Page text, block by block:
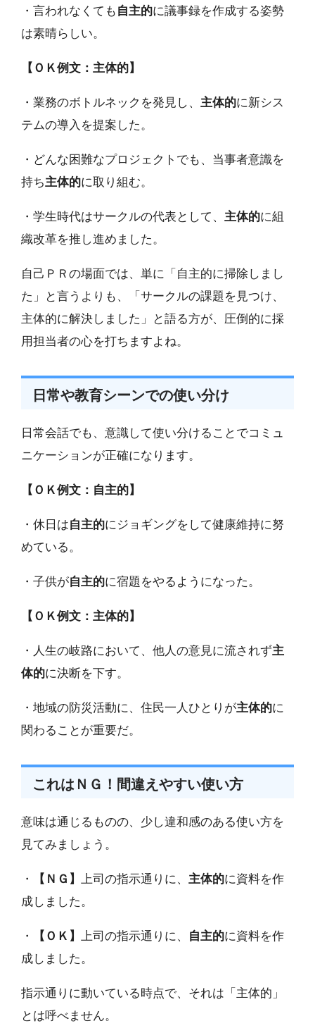
・言われなくても 自主的に議事録を作成する姿勢
は素晴らしい。
【ＯＫ例文：主体的】
・業務のボトルネックを発見し、 主体的に新シス
テムの導入を提案した。
・どんな困難なプロジェクトでも、当事者意識を
持ち主体的に取り組む。
・学生時代はサークルの代表として、 主体的に組
織改革を推し進めました。
自己ＰＲの場面では、単に「自主的に掃除しまし
た」と言うよりも、「サークルの課題を見つけ、
主体的に解決しました」と語る方が、圧倒的に採
用担当者の心を打ちますよね。
日常や教育シーンでの使い分け
日常会話でも、意識して使い分けることでコミュ
ニケーションが正確になります。
【ＯＫ例文：自主的】
・休日は自主的にジョギングをして健康維持に努
めている。
・子供が自主的に宿題をやるようになった。
【ＯＫ例文：主体的】
・人生の岐路において、他人の意見に流されず主
体的に決断を下す。
・地域の防災活動に、住民一人ひとりが主体的に
関わることが重要だ。
これはＮＧ！間違えやすい使い方
意味は通じるものの、少し違和感のある使い方を
見てみましょう。
・ 【ＮＧ】 上司の指示通りに、 主体的に資料を作
成しました。
・ 【ＯＫ】 上司の指示通りに、 自主的に資料を作
成しました。
指示通りに動いている時点で、それは「主体的」
とは呼べません。